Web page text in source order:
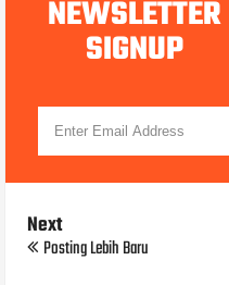
NEWSLETTER
SIGNUP
Next
Posting Lebih Baru